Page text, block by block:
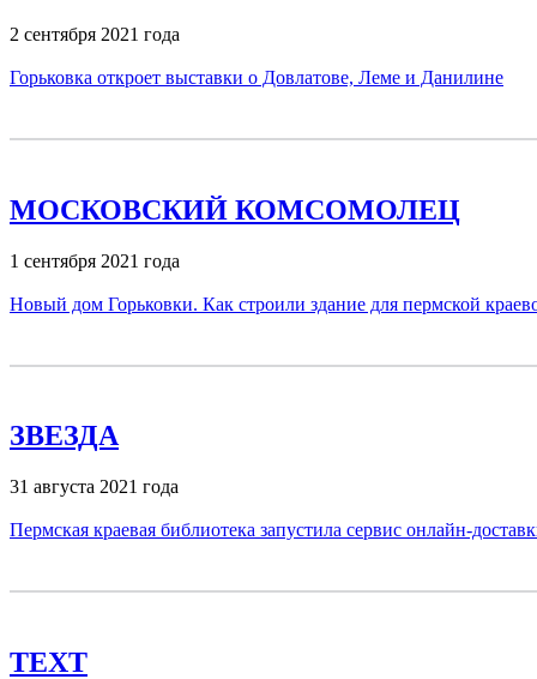
2 сентября 2021 года
Горьковка откроет выставки о Довлатове, Леме и Данилине
МОСКОВСКИЙ КОМСОМОЛЕЦ
1 сентября 2021 года
Новый дом Горьковки. Как строили здание для пермской
ЗВЕЗДА
31 августа 2021 года
Пермская краевая библиотека запустила сервис онлайн-
TEXT